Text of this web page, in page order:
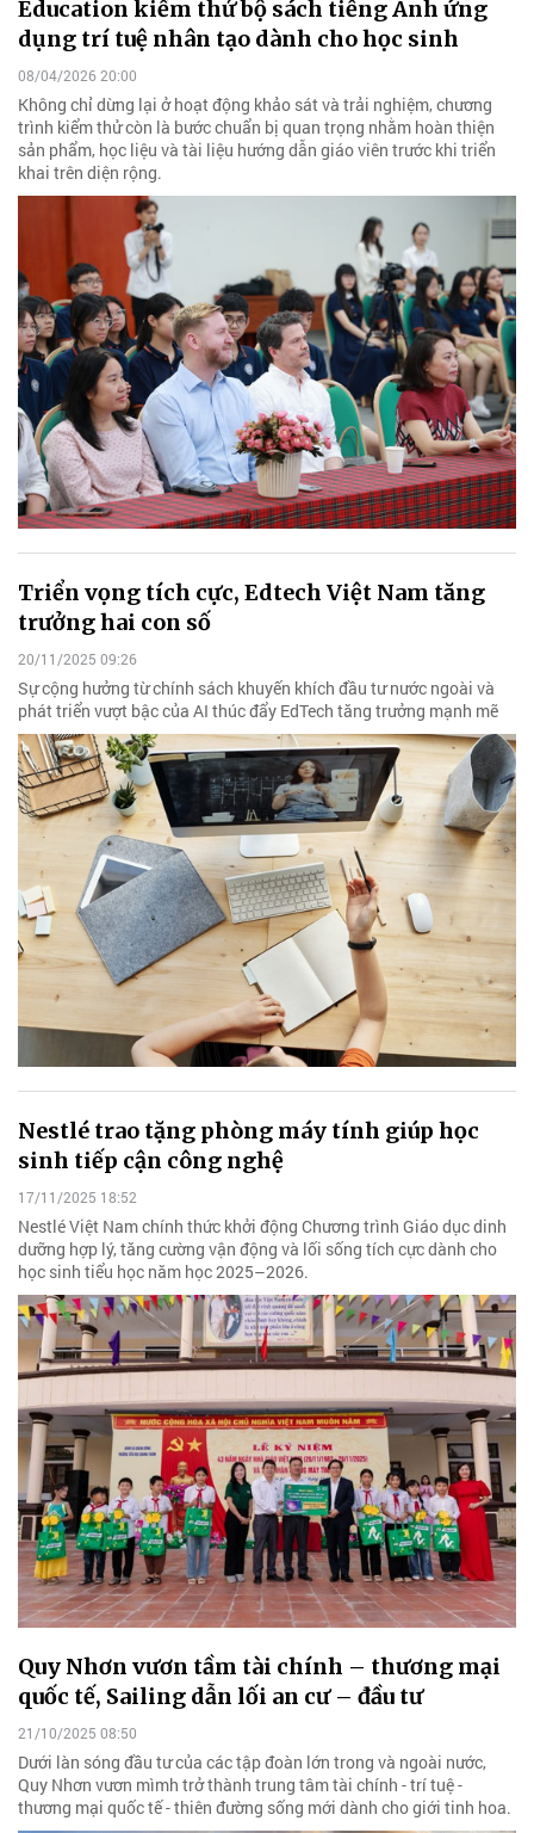
Education kiểm thử bộ sách tiếng Anh ứng
dụng trí tuệ nhân tạo dành cho học sinh
08/04/2026 20:00
Không chỉ dừng lại ở hoạt động khảo sát và trải nghiệm, chương
trình kiểm thử còn là bước chuẩn bị quan trọng nhằm hoàn thiện
sản phẩm, học liệu và tài liệu hướng dẫn giáo viên trước khi triển
khai trên diện rộng.
Triển vọng tích cực, Edtech Việt Nam tăng
trưởng hai con số
20/11/2025 09:26
Sự cộng hưởng từ chính sách khuyến khích đầu tư nước ngoài và
phát triển vượt bậc của AI thúc đẩy EdTech tăng trưởng mạnh mẽ
Nestlé trao tặng phòng máy tính giúp học
sinh tiếp cận công nghệ
17/11/2025 18:52
Nestlé Việt Nam chính thức khởi động Chương trình Giáo dục dinh
dưỡng hợp lý, tăng cường vận động và lối sống tích cực dành cho
học sinh tiểu học năm học 2025–2026.
Quy Nhơn vươn tầm tài chính – thương mại
quốc tế, Sailing dẫn lối an cư – đầu tư
21/10/2025 08:50
Dưới làn sóng đầu tư của các tập đoàn lớn trong và ngoài nước,
Quy Nhơn vươn mìmh trở thành trung tâm tài chính - trí tuệ -
thương mại quốc tế - thiên đường sống mới dành cho giới tinh hoa.